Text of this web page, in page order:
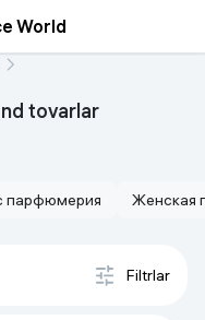
World
tovarlar
парфюмерия Женская
Filtrlar